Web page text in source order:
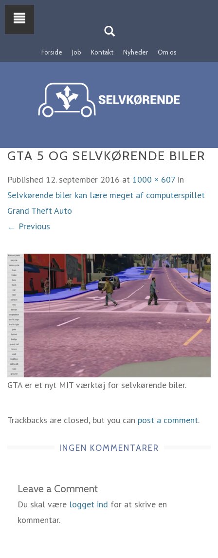
Forside Job Kontakt Nyheder Om os
GTA 5 OG SELVKØRENDE BILER
Published 12. september 2016 at 1000 × 607 in
Selvkørende biler kan lære meget af computerspillet
Grand Theft Auto
← Previous
GTA er et nyt MIT værktøj for selvkørende biler.
Trackbacks are closed, but you can post a comment.
INGEN KOMMENTARER
Leave a Comment
Du skal være logget ind for at skrive en
kommentar.